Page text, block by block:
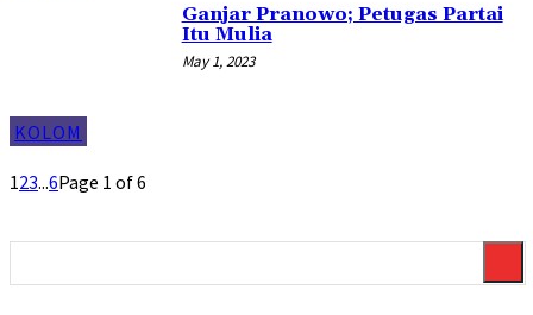
KOLOM
Ganjar Pranowo; Petugas Partai
Itu Mulia
May 1, 2023
123...6Page 1 of 6